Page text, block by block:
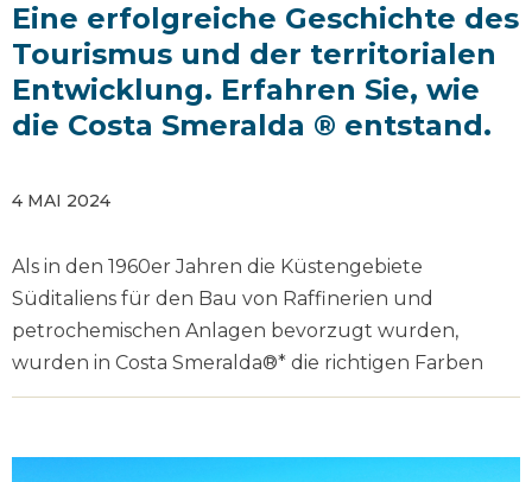
Eine erfolgreiche Geschichte des
Tourismus und der territorialen
Entwicklung. Erfahren Sie, wie
die Costa Smeralda ® entstand.
4 MAI 2024
Als in den 1960er Jahren die Küstengebiete
Süditaliens für den Bau von Raffinerien und
petrochemischen Anlagen bevorzugt wurden,
wurden in Costa Smeralda®* die richtigen Farben